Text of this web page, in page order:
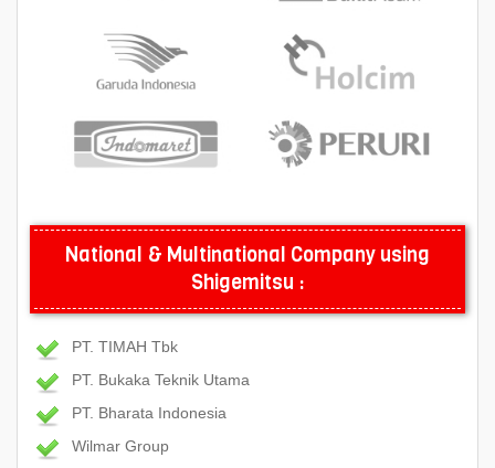
National & Multinational Company using
Shigemitsu :
PT. TIMAH Tbk
PT. Bukaka Teknik Utama
PT. Bharata Indonesia
Wilmar Group